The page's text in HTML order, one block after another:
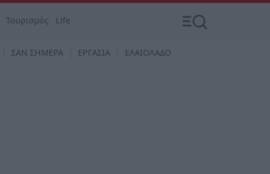
Τουρισμός Life
ΣΑΝ ΣΗΜΕΡΑ ΕΡΓΑΣΙΑ ΕΛΑΙΟΛΑΔΟ